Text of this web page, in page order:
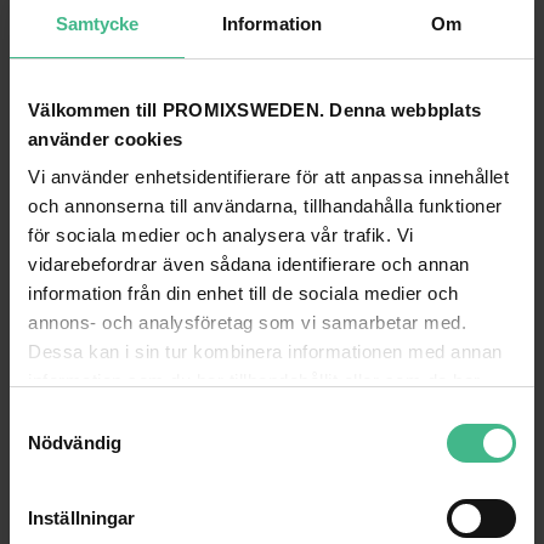
Samtycke Information Om
Välkommen till PROMIXSWEDEN. Denna webbplats
använder cookies
Vi använder enhetsidentifierare för att anpassa innehållet
och annonserna till användarna, tillhandahålla funktioner
för sociala medier och analysera vår trafik. Vi
vidarebefordrar även sådana identifierare och annan
information från din enhet till de sociala medier och
annons- och analysföretag som vi samarbetar med.
Dessa kan i sin tur kombinera informationen med annan
Nödvändig
Inställningar
KOMPLETTERA MED DETTA
VONYX BP10 BODYPACK MIC. SET 863.1 MHZ
Bodypack BP10 863,1 Mhz SKY-179.256
OBS! Mottagare behövs för denna enhet ska
fungera. Fungerar alltså ej utan tillhörande
mottagare, detta är endast reservdels/extra
mikrofon till komplett system. Detta kompakta
sändarpaket med bodypack levereras med
olika mobila ljudsystem. Idealisk för handsfree
applikationer, sång, presentationer osv. Inklusive
headset och lavalier "mygga" mikrofon Bodypack
headsetmikrofoner Lavalier med flexibel sladd,